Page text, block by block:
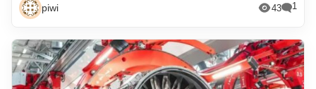
piwi 43 1